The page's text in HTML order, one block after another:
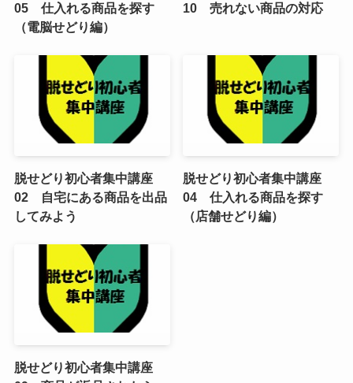
05 仕入れる商品を探す
（電脳せどり編）
10 売れない商品の対応
脱せどり初心者集中講座
02 自宅にある商品を出品
してみよう
脱せどり初心者集中講座
04 仕入れる商品を探す
（店舗せどり編）
脱せどり初心者集中講座